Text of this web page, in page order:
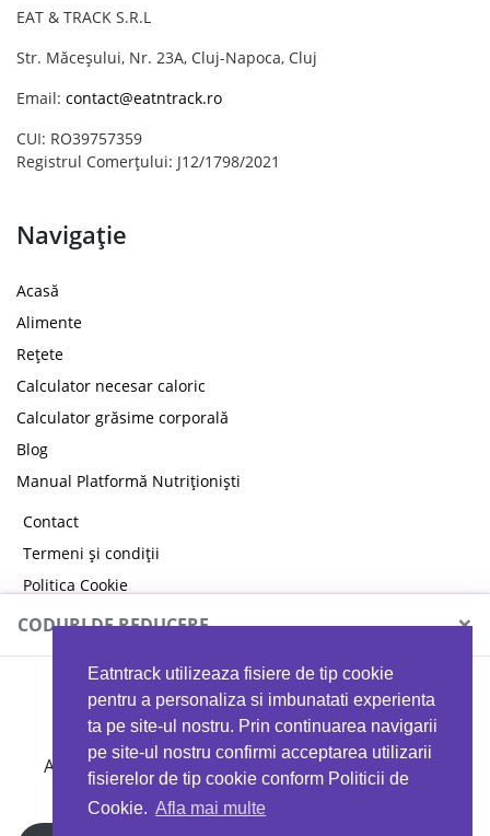
Eatntrack utilizeaza fisiere de tip cookie
pentru a personaliza si imbunatati experienta
ta pe site-ul nostru. Prin continuarea navigarii
pe site-ul nostru confirmi acceptarea utilizarii
fisierelor de tip cookie conform Politicii de
Cookie. Afla mai multe
EAT & TRACK S.R.L
Str. Măceșului, Nr. 23A, Cluj-Napoca, Cluj
Email: contact@eatntrack.ro
CUI: RO39757359
Registrul Comerțului: J12/1798/2021
Navigație
Acasă
Alimente
Rețete
Calculator necesar caloric
Calculator grăsime corporală
Blog
Manual Platformă Nutriționiști
Contact
Termeni și condiții
Politica Cookie
Politica de confidențialitate
CODURI DE REDUCERE ×
MYPROTEIN
Ai 40%reducere la orice comandă folosind codul
EATTRACK